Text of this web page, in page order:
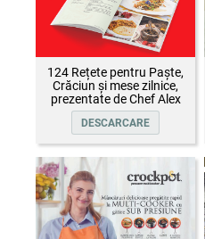
124 Rețete pentru Paște,
Crăciun și mese zilnice,
prezentate de Chef Alex
Cîrțu și invitații săi
DESCARCARE